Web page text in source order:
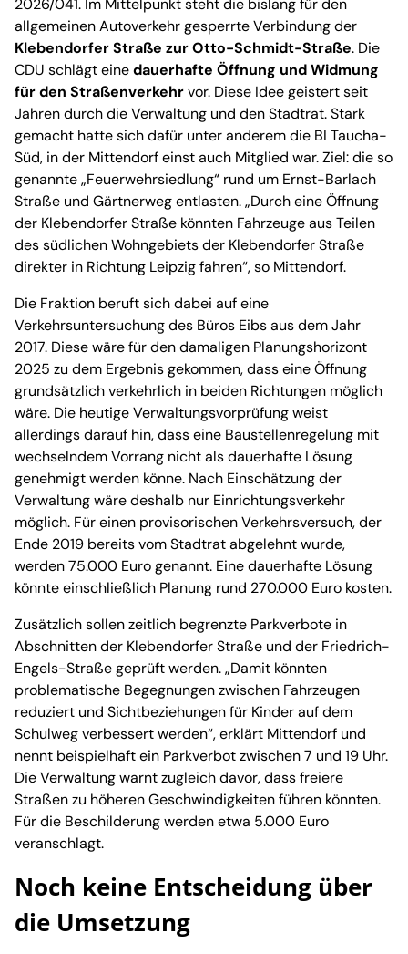
allgemeinen Autoverkehr gesperrte Verbindung der
Klebendorfer Straße zur Otto-Schmidt-Straße. Die
CDU schlägt einedauerhafte Öffnung und Widmung
für den Straßenverkehrvor. Diese Idee geistert seit
Jahren durch die Verwaltung und den Stadtrat. Stark
gemacht hatte sich dafür unter anderem die BI Taucha-
Süd, in der Mittendorf einst auch Mitglied war. Ziel: die so
genannte „Feuerwehrsiedlung“ rund um Ernst-Barlach
Straße und Gärtnerweg entlasten. „Durch eine Öffnung
der Klebendorfer Straße könnten Fahrzeuge aus Teilen
des südlichen Wohngebiets der Klebendorfer Straße
direkter in Richtung Leipzig fahren“, so Mittendorf.
Die Fraktion beruft sich dabei auf eine
Verkehrsuntersuchung des Büros Eibs aus dem Jahr
2017. Diese wäre für den damaligen Planungshorizont
2025 zu dem Ergebnis gekommen, dass eine Öffnung
grundsätzlich verkehrlich in beiden Richtungen möglich
wäre. Die heutige Verwaltungsvorprüfung weist
allerdings darauf hin, dass eine Baustellenregelung mit
wechselndem Vorrang nicht als dauerhafte Lösung
genehmigt werden könne. Nach Einschätzung der
Verwaltung wäre deshalb nur Einrichtungsverkehr
möglich. Für einen provisorischen Verkehrsversuch, der
Ende 2019 bereits vom Stadtrat abgelehnt wurde,
werden 75.000 Euro genannt. Eine dauerhafte Lösung
könnte einschließlich Planung rund 270.000 Euro kosten.
Zusätzlich sollen zeitlich begrenzte Parkverbote in
Abschnitten der Klebendorfer Straße und der Friedrich-
Engels-Straße geprüft werden. „Damit könnten
problematische Begegnungen zwischen Fahrzeugen
reduziert und Sichtbeziehungen für Kinder auf dem
Schulweg verbessert werden“, erklärt Mittendorf und
nennt beispielhaft ein Parkverbot zwischen 7 und 19 Uhr.
Die Verwaltung warnt zugleich davor, dass freiere
Straßen zu höheren Geschwindigkeiten führen könnten.
Für die Beschilderung werden etwa 5.000 Euro
veranschlagt.
Noch keine Entscheidung über
die Umsetzung